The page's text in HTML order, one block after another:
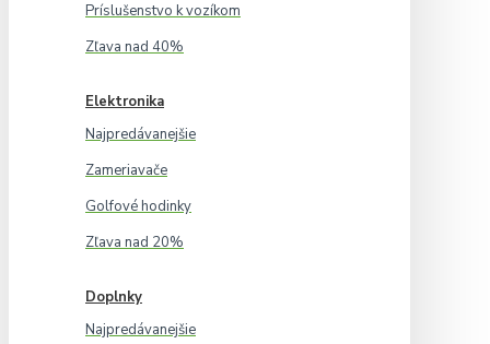
Príslušenstvo k vozíkom
Zľava nad 40%
Elektronika
Najpredávanejšie
Zameriavače
Golfové hodinky
Zľava nad 20%
Doplnky
Najpredávanejšie